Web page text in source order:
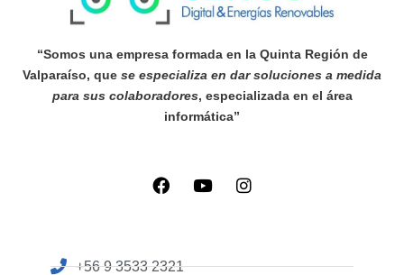
“Somos una empresa formada en la Quinta Región de
Valparaíso, que se especializa en dar soluciones a medida
para sus colaboradores, especializada en el área
informática”
+56 9 3533 2321